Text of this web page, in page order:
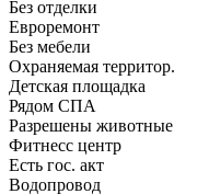
Без отделки
Евроремонт
Без мебели
Охраняемая территор.
Детская площадка
Рядом СПА
Разрешены животные
Фитнесс центр
Есть гос. акт
Водопровод